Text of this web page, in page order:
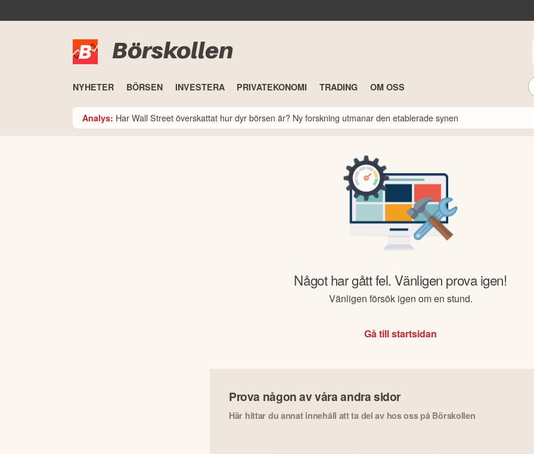
Börskollen
NYHETER BÖRSEN INVESTERA PRIVATEKONOMI TRADING OM OSS
Analys: Har Wall Street överskattat hur dyr börsen är? Ny forskning utmanar den etablerade synen
Något har gått fel. Vänligen prova igen!
Vänligen försök igen om en stund.
Gå till startsidan
Prova någon av våra andra sidor
Här hittar du annat innehåll att ta del av hos oss på Börskollen